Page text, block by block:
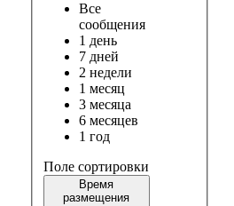
Все
сообщения
1 день
7 дней
2 недели
1 месяц
3 месяца
6 месяцев
1 год
Поле сортировки
Время
размещения